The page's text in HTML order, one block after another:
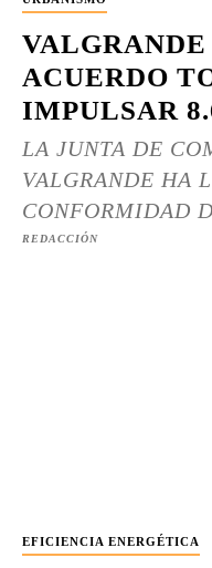
ACUERDO
IMPULSAR
LA JUNTA DE
VALGRANDE HA
CONFORMIDAD
REDACCIÓN
EFICIENCIA ENERGÉTICA